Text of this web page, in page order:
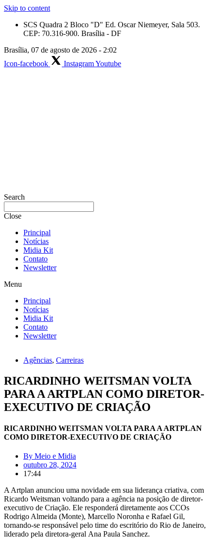
Skip to content
SCS Quadra 2 Bloco "D" Ed. Oscar Niemeyer, Sala 503.
CEP: 70.316-900. Brasília - DF
Brasília, 07 de agosto de 2026 - 2:02
Icon-facebook
InstagramYoutube
Search
Close
Principal
Notícias
Midia Kit
Contato
Newsletter
Menu
Principal
Notícias
Midia Kit
Contato
Newsletter
Agências, Carreiras
RICARDINHO WEITSMAN VOLTA
PARA A ARTPLAN COMO DIRETOR-
EXECUTIVO DE CRIAÇÃO
RICARDINHO WEITSMAN VOLTA PARA A ARTPLAN
COMO DIRETOR-EXECUTIVO DE CRIAÇÃO
By Meio e Midia
outubro 28, 2024
17:44
A Artplan anunciou uma novidade em sua liderança criativa, com
Ricardo Weitsman voltando para a agência na posição de diretor-
executivo de Criação. Ele responderá diretamente aos CCOs
Rodrigo Almeida (Monte), Marcello Noronha e Rafael Gil,
tornando-se responsável pelo time do escritório do Rio de Janeiro,
liderado pela diretora-geral Ana Paula Sanchez.